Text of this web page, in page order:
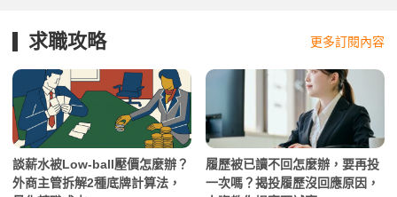
求職攻略 更多訂閱內容
談薪水被Low-ball壓價怎麼辦？
外商主管拆解2種底牌計算法，
履歷被已讀不回怎麼辦，要再投
一次嗎？揭投履歷沒回應原因，